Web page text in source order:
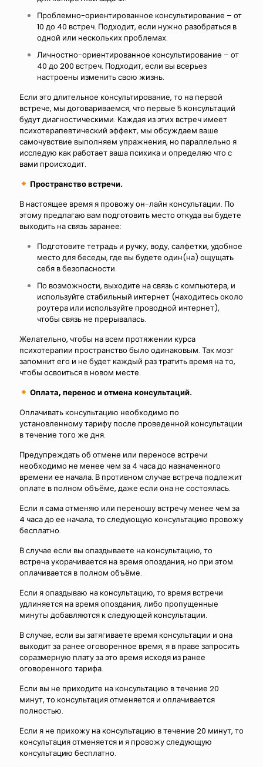
Проблемно-ориентированное консультирование – от
10 до 40 встреч. Подходит, если нужно разобраться в
одной или нескольких проблемах.
Личностно-ориентированное консультирование – от
40 до 200 встреч. Подходит, если вы всерьез
настроены изменить свою жизнь.
Если это длительное консультирование, то на первой
встрече, мы договариваемся, что первые 5 консультаций
будут диагностическими. Каждая из этих встреч имеет
психотерапевтический эффект, мы обсуждаем ваше
самочувствие выполняем упражнения, но параллельно я
исследую как работает ваша психика и определяю что с
вами происходит.
Пространство встречи.
В настоящее время я провожу он-лайн консультации. По
этому предлагаю вам подготовить место откуда вы будете
выходить на связь заранее:
Подготовите тетрадь и ручку, воду, салфетки, удобное
место для беседы, где вы будете один(на) ощущать
себя в безопасности.
По возможности, выходите на связь с компьютера, и
используйте стабильный интернет (находитесь около
роутера или используйте проводной интернет),
чтобы связь не прерывалась.
Желательно, чтобы на всем протяжении курса
психотерапии пространство было одинаковым. Так мозг
запомнит его и не будет каждый раз тратить время на то,
чтобы освоиться в новом месте.
Оплата, перенос и отмена консультаций.
Оплачивать консультацию необходимо по
установленному тарифу после проведенной консультации
в течение того же дня.
Предупреждать об отмене или переносе встречи
необходимо не менее чем за 4 часа до назначенного
времени ее начала. В противном случае встреча подлежит
оплате в полном объёме, даже если она не состоялась.
Если я сама отменяю или переношу встречу менее чем за
4 часа до ее начала, то следующую консультацию провожу
бесплатно.
В случае если вы опаздываете на консультацию, то
встреча укорачивается на время опоздания, но при этом
оплачивается в полном объёме.
Если я опаздываю на консультацию, то время встречи
удлиняется на время опоздания, либо пропущенные
минуты добавляются к следующей консультации.
В случае, если вы затягиваете время консультации и она
выходит за ранее оговоренное время, я в праве запросить
соразмерную плату за это время исходя из ранее
оговоренного тарифа.
Если вы не приходите на консультацию в течение 20
минут, то консультация отменяется и оплачивается
полностью.
Если я не прихожу на консультацию в течение 20 минут, то
консультация отменяется и я провожу следующую
консультацию бесплатно.